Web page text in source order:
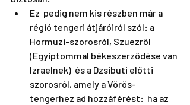
Ez  pedig nem kis részben már a
régió tengeri átjáróiról szól: a
Hormuzi-szorosról, Szuezről
(Egyiptommal békeszerződése van
Izraelnek)  és a Dzsibuti előtti
szorosról, amely a Vörös-
tengerhez ad hozzáférést:  ha az